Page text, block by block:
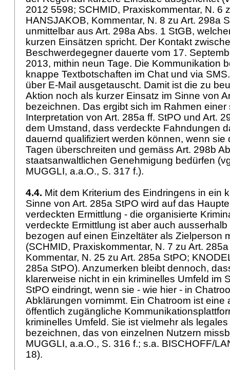
2012 5598; SCHMID, Praxiskommentar, N. 6
HANSJAKOB, Kommentar, N. 8 zu Art. 298a
unmittelbar aus Art. 298a Abs. 1 StGB,
kurzen Einsätzen spricht. Der Kontakt
Beschwerdegegner dauerte vom 17.
2013, mithin neun Tage. Die Kommunikation
knappe Textbotschaften im Chat und via
über E-Mail ausgetauscht. Damit ist die zu
Aktion noch als kurzer Einsatz im Sinne von
bezeichnen. Das ergibt sich im Rahmen
Interpretation von Art. 285a ff. StPO und Art.
dem Umstand, dass verdeckte Fahndungen
dauernd qualifiziert werden können, wenn sie
Tagen überschreiten und gemäss Art. 298b
staatsanwaltlichen Genehmigung bedürfen
MUGGLI, a.a.O., S. 317 f.).
4.4. Mit dem Kriterium des Eindringens in ein
Sinne von Art. 285a StPO wird auf das
verdeckten Ermittlung - die organisierte
verdeckte Ermittlung ist aber auch
bezogen auf einen Einzeltäter als Zielperson
(SCHMID, Praxiskommentar, N. 7 zu Art.
Kommentar, N. 25 zu Art. 285a StPO;
285a StPO). Anzumerken bleibt dennoch,
klarerweise nicht in ein kriminelles Umfeld im
StPO eindringt, wenn sie - wie hier - in
Abklärungen vornimmt. Ein Chatroom ist eine
öffentlich zugängliche
kriminelles Umfeld. Sie ist vielmehr als
bezeichnen, das von einzelnen Nutzern
MUGGLI, a.a.O., S. 316 f.; s.a. BISCHOFF/
18).